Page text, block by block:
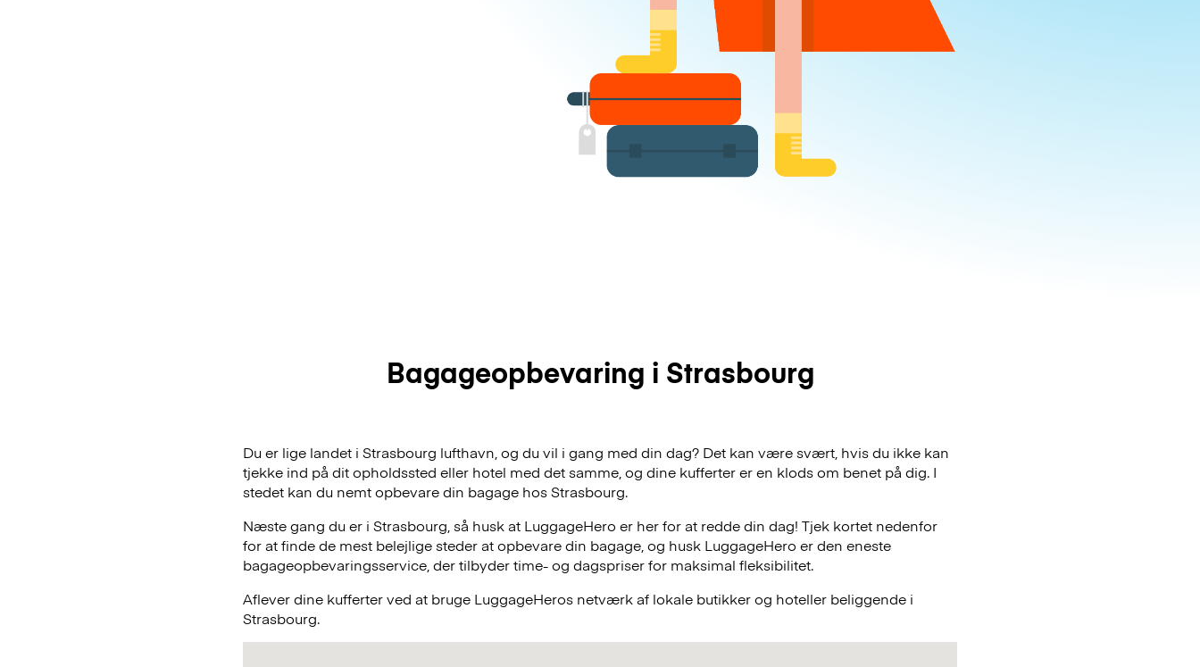
Bagageopbevaring i Strasbourg
Du er lige landet i Strasbourg lufthavn, og du vil i gang med din dag? Det kan være svært, hvis du ikke kan
tjekke ind på dit opholdssted eller hotel med det samme, og dine kufferter er en klods om benet på dig. I
stedet kan du nemt opbevare din bagage hos Strasbourg.
Næste gang du er i Strasbourg, så husk at LuggageHero er her for at redde din dag! Tjek kortet nedenfor
for at finde de mest belejlige steder at opbevare din bagage, og husk LuggageHero er den eneste
bagageopbevaringsservice, der tilbyder time- og dagspriser for maksimal fleksibilitet.
Aflever dine kufferter ved at bruge LuggageHeros netværk af lokale butikker og hoteller beliggende i
Strasbourg.